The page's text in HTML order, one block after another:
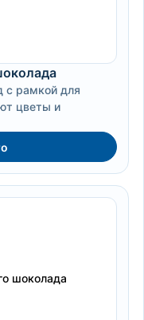
с рамкой для
цветы и